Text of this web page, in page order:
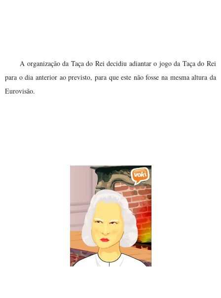
A organização da Taça do Rei decidiu adiantar o jogo da Taça do Rei
para o dia anterior ao previsto, para que este não fosse na mesma altura da
Eurovisão.